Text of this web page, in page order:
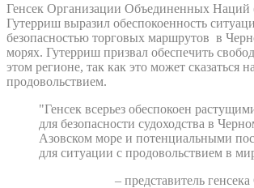
Генсек Организации Объединенных Наций
Гутерриш выразил обеспокоенность
безопасностью торговых маршрутов в
морях. Гутерриш призвал обеспечить
этом регионе, так как это может сказаться
продовольствием.
"Генсек всерьез обеспокоен
для безопасности судоходства в
Азовском море и потенциальными
для ситуации с продовольствием в
– представитель